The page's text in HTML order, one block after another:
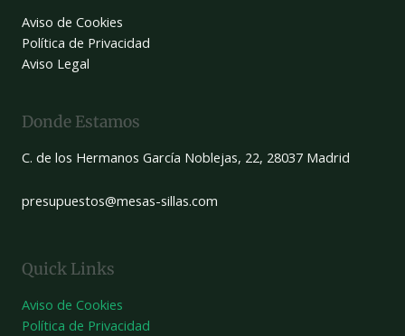
Aviso de Cookies
Política de Privacidad
Aviso Legal
Donde Estamos
C. de los Hermanos García Noblejas, 22, 28037 Madrid
presupuestos@mesas-sillas.com
Quick Links
Aviso de Cookies
Política de Privacidad